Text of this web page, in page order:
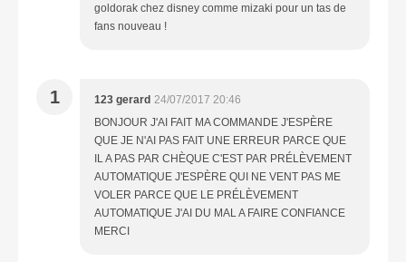
goldorak chez disney comme mizaki pour un tas de
fans nouveau !
1 123 gerard 24/07/2017 20:46
BONJOUR J'AI FAIT MA COMMANDE J'ESPÈRE
QUE JE N'AI PAS FAIT UNE ERREUR PARCE QUE
IL A PAS PAR CHÈQUE C'EST PAR PRÉLÈVEMENT
AUTOMATIQUE J'ESPÈRE QUI NE VENT PAS ME
VOLER PARCE QUE LE PRÉLÈVEMENT
AUTOMATIQUE J'AI DU MAL A FAIRE CONFIANCE
MERCI